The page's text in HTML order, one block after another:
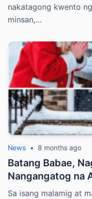
nakatagong kwento
minsan,…
News • 8 months ago
Batang Babae,
Nangangatog na
Dinumog ng Pulis
Sa isang malamig at